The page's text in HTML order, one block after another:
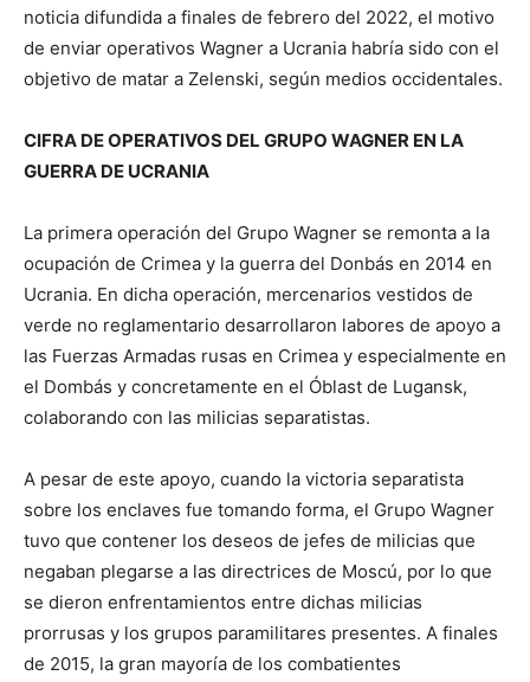
noticia difundida a finales de febrero del 2022, el motivo
de enviar operativos Wagner a Ucrania habría sido con el
objetivo de matar a Zelenski, según medios occidentales.
CIFRA DE OPERATIVOS DEL GRUPO WAGNER EN LA
GUERRA DE UCRANIA
La primera operación del Grupo Wagner se remonta a la
ocupación de Crimea y la guerra del Donbás en 2014 en
Ucrania. En dicha operación, mercenarios vestidos de
verde no reglamentario desarrollaron labores de apoyo a
las Fuerzas Armadas rusas en Crimea y especialmente en
el Dombás y concretamente en el Óblast de Lugansk,
colaborando con las milicias separatistas.
A pesar de este apoyo, cuando la victoria separatista
sobre los enclaves fue tomando forma, el Grupo Wagner
tuvo que contener los deseos de jefes de milicias que
negaban plegarse a las directrices de Moscú, por lo que
se dieron enfrentamientos entre dichas milicias
prorrusas y los grupos paramilitares presentes. A finales
de 2015, la gran mayoría de los combatientes